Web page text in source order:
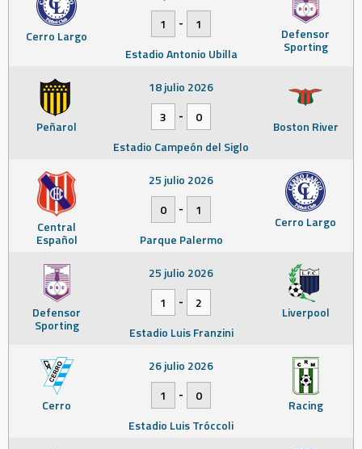
Cerro Largo Defensor
Sporting
1
-
1
Estadio Antonio Ubilla
Peñarol Boston River
18 julio 2026
3
-
0
Estadio Campeón del Siglo
Central
Español
Cerro Largo
25 julio 2026
0
-
1
Parque Palermo
Defensor
Sporting
Liverpool
25 julio 2026
1
-
2
Estadio Luis Franzini
Cerro Racing
26 julio 2026
1
-
0
Estadio Luis Tróccoli